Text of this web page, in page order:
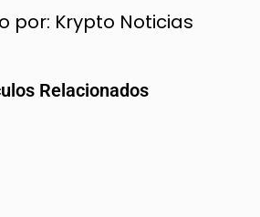
por: Krypto Noticias
Relacionados